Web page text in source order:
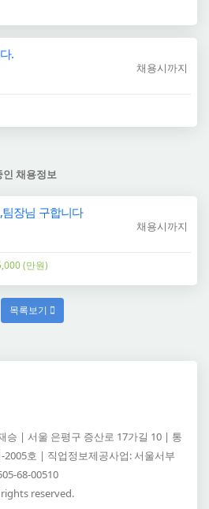
.
채용시까지
인 채용정보
장님 구합니다
채용시까지
(만원)
목록보기
승 | 서울 은평구 증산로 17가길 10 | 통
2005호 | 직업정보제공사업: 서울서부
68-00510
reserved.